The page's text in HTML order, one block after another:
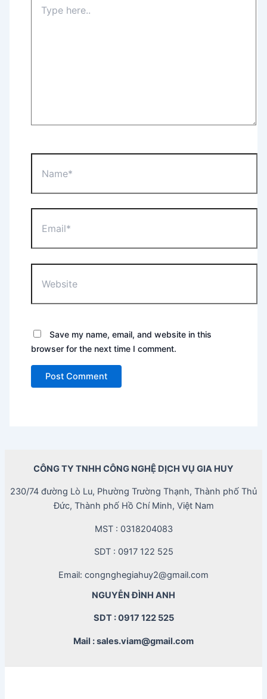
here..
Save my name, email, and website in this
browser for the next time I comment.
CÔNG TY TNHH CÔNG NGHỆ DỊCH VỤ GIA HUY
230/74 đường Lò Lu, Phường Trường Thạnh, Thành phố Thủ
Đức, Thành phố Hồ Chí Minh, Việt Nam
MST : 0318204083
SDT : 0917 122 525
Email: congnghegiahuy2@gmail.com
NGUYỄN ĐÌNH ANH
SDT : 0917 122 525
Mail : sales.viam@gmail.com